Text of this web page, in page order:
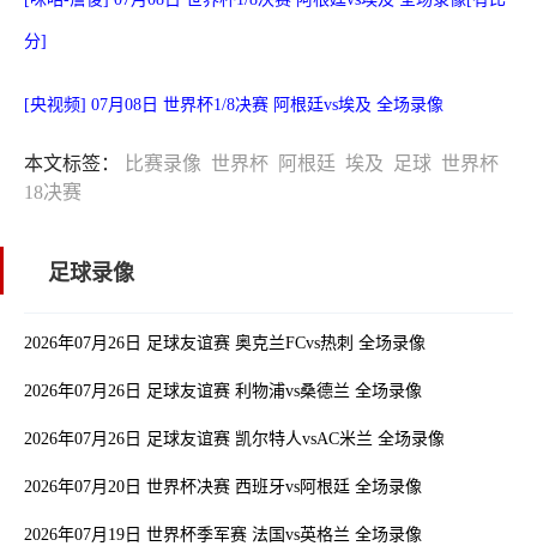
分]
[央视频] 07月08日 世界杯1/8决赛 阿根廷vs埃及 全场录像
本文标签： 比赛录像 世界杯 阿根廷 埃及 足球 世界杯
18决赛
足球录像
2026年07月26日 足球友谊赛 奥克兰FCvs热刺 全场录像
2026年07月26日 足球友谊赛 利物浦vs桑德兰 全场录像
2026年07月26日 足球友谊赛 凯尔特人vsAC米兰 全场录像
2026年07月20日 世界杯决赛 西班牙vs阿根廷 全场录像
2026年07月19日 世界杯季军赛 法国vs英格兰 全场录像